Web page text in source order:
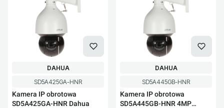
Kod produktu
SD5A425GA-HNR
Kamera IP obrotowa
SD5A425GA-HNR Dahua
PRODUCENT
DAHUA
Kod produktu
SD5A445GB-HNR
Kamera IP obrotowa
SD5A445GB-HNR 4MP
PRODUCENT
DAHUA